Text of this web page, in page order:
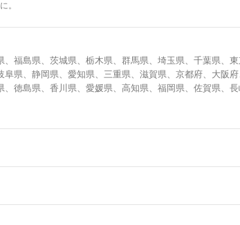
。
福島県、茨城県、栃木県、群馬県、埼玉県、千葉県、
県、静岡県、愛知県、三重県、滋賀県、京都府、大阪
徳島県、香川県、愛媛県、高知県、福岡県、佐賀県、